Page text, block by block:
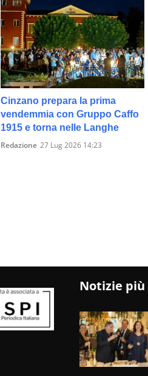
Cinzano prepara la prima
vendemmia con Gruppo Caffo
1915 e torna nelle Langhe
Redazione 27 Lug 2026 14:23
Notizie